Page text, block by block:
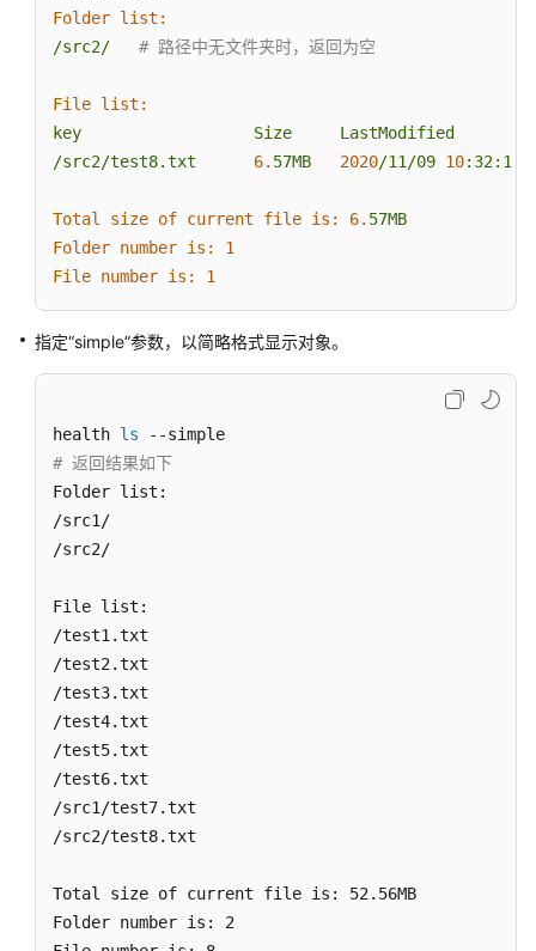
恢
复
档
获
数
据
表
改
归
域
取
数
据
作
业
删
除
数
业
Folder list:
/src2/
# 路径中无文件夹时，返回为空
File list:
key
Size
LastModified
/src2/test8.txt
6. 57MB 2020/11/09 10:32:12
Total size of current file is: 6. 57MB
Folder number is:
1
File number is:
1
指定“simple”参数，以简略格式显示对象。
health ls
# 返回结果如下
Folder list:
/src1/
/src2/
File list:
/test1.txt
/test2.txt
/test3.txt
/test4.txt
/test5.txt
/test6.txt
/src1/test7.txt
/src2/test8.txt
Total size of current file is: 52.56MB
Folder number is: 2